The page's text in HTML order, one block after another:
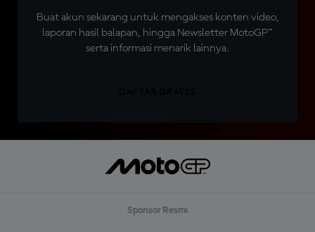
Buat akun sekarang untuk mengakses konten video,
laporan hasil balapan, hingga Newsletter MotoGP™
serta informasi menarik lainnya.
Sponsor Resmi